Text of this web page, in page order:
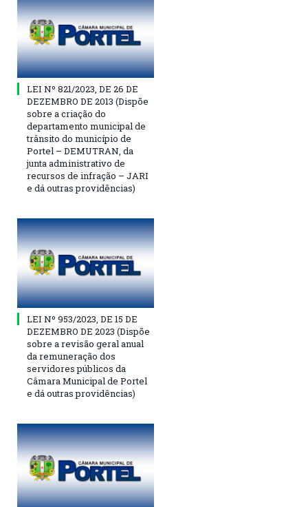
LEI Nº 821/2023, DE 26 DE
DEZEMBRO DE 2013 (Dispõe
sobre a criação do
departamento municipal de
trânsito do município de
Portel – DEMUTRAN, da
junta administrativo de
recursos de infração – JARI
e dá outras providências)
LEI Nº 953/2023, DE 15 DE
DEZEMBRO DE 2023 (Dispõe
sobre a revisão geral anual
da remuneração dos
servidores públicos da
Câmara Municipal de Portel
e dá outras providências)